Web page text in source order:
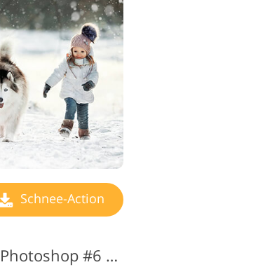
Schnee-Action
Kostenloses Schnee-Action-Photoshop #6 "Warm Cacao"